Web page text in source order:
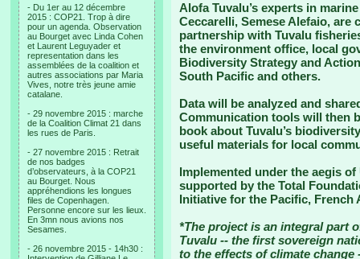
- Du 1er au 12 décembre
2015 : COP21. Trop à dire
pour un agenda. Observation
au Bourget avec Linda Cohen
et Laurent Leguyader et
representation dans les
assemblées de la coalition et
autres associations par Maria
Vives, notre très jeune amie
catalane.
- 29 novembre 2015 : marche
de la Coalition Climat 21 dans
les rues de Paris.
- 27 novembre 2015 : Retrait
de nos badges
d’observateurs, à la COP21
au Bourget. Nous
appréhendions les longues
files de Copenhagen.
Personne encore sur les lieux.
En 3mn nous avions nos
Sesames.
- 26 novembre 2015 - 14h30 :
Alofa Tuvalu’s experts in
Ceccarelli, Semese Alefaio,
partnership with Tuvalu
the environment office, local
Biodiversity Strategy and
South Pacific and others.
Data will be analyzed and
Communication tools will then
book about Tuvalu’s
useful materials for local
Implemented under the aegis
supported by the Total
Initiative for the Pacific, French
*The project is an integral part
Tuvalu -- the first sovereign
to the effects of climate